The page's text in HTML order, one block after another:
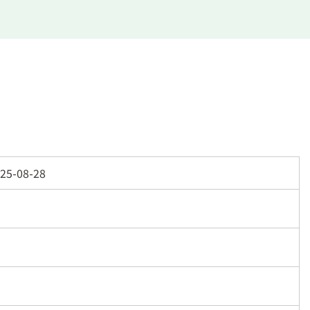
08-28